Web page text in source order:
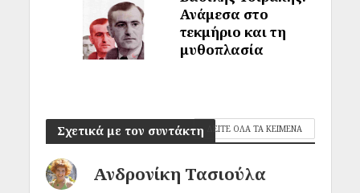
Ανάμεσα στο
τεκμήριο και τη
μυθοπλασία
Σχετικά με τον συντάκτη ΔΕΙΤΕ ΟΛΑ ΤΑ ΚΕΙΜΕΝΑ
Ανδρονίκη Τασιούλα